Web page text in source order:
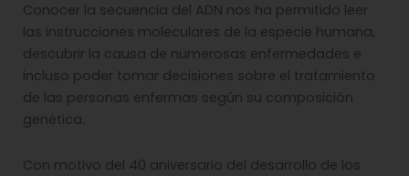
Conocer la secuencia del ADN nos ha permitido leer
las instrucciones moleculares de la especie humana,
descubrir la causa de numerosas enfermedades e
incluso poder tomar decisiones sobre el tratamiento
de las personas enfermas según su composición
genética.
Con motivo del 40 aniversario del desarrollo de los